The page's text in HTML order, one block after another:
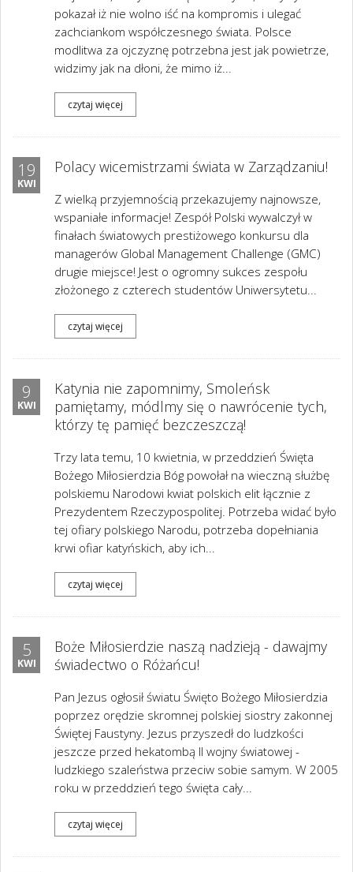
pokazał iż nie wolno iść na kompromis i ulegać
zachciankom współczesnego świata. Polsce
modlitwa za ojczyznę potrzebna jest jak powietrze,
widzimy jak na dłoni, że mimo iż...
czytaj więcej
19
KWI
Polacy wicemistrzami świata w Zarządzaniu!
Z wielką przyjemnością przekazujemy najnowsze,
wspaniałe informacje! Zespół Polski wywalczył w
finałach światowych prestiżowego konkursu dla
managerów Global Management Challenge (GMC)
drugie miejsce! Jest o ogromny sukces zespołu
złożonego z czterech studentów Uniwersytetu...
czytaj więcej
9
KWI
Katynia nie zapomnimy, Smoleńsk
pamiętamy, módlmy się o nawrócenie tych,
którzy tę pamięć bezczeszczą!
Trzy lata temu, 10 kwietnia, w przeddzień Święta
Bożego Miłosierdzia Bóg powołał na wieczną służbę
polskiemu Narodowi kwiat polskich elit łącznie z
Prezydentem Rzeczypospolitej. Potrzeba widać było
tej ofiary polskiego Narodu, potrzeba dopełniania
krwi ofiar katyńskich, aby ich...
czytaj więcej
5
KWI
Boże Miłosierdzie naszą nadzieją - dawajmy
świadectwo o Różańcu!
Pan Jezus ogłosił światu Święto Bożego Miłosierdzia
poprzez orędzie skromnej polskiej siostry zakonnej
Świętej Faustyny. Jezus przyszedł do ludzkości
jeszcze przed hekatombą II wojny światowej -
ludzkiego szaleństwa przeciw sobie samym. W 2005
roku w przeddzień tego święta cały...
czytaj więcej